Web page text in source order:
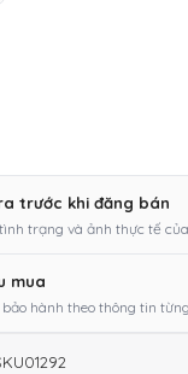
trước khi đăng bán
trạng và ảnh thực tế
mua
hành theo thông tin